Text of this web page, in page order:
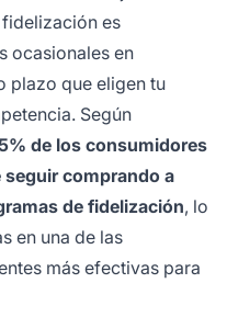
es
ocasionales en
plazo que eligen tu
Según
de los consumidores
comprando a
de fidelización, lo
en una de las
más efectivas para